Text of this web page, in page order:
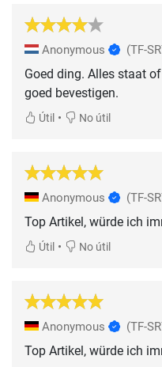
Anonymous (TF-
Goed ding. Alles staat
goed bevestigen.
Útil • No útil
Anonymous (TF-
Top Artikel, würde ich
Útil • No útil
Anonymous (TF-
Top Artikel, würde ich